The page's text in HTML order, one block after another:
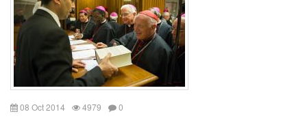
08 Oct 2014 4979 0